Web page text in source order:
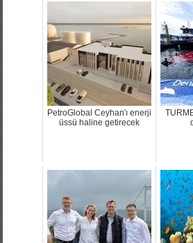
PetroGlobal Ceyhan'ı enerji
üssü haline getirecek